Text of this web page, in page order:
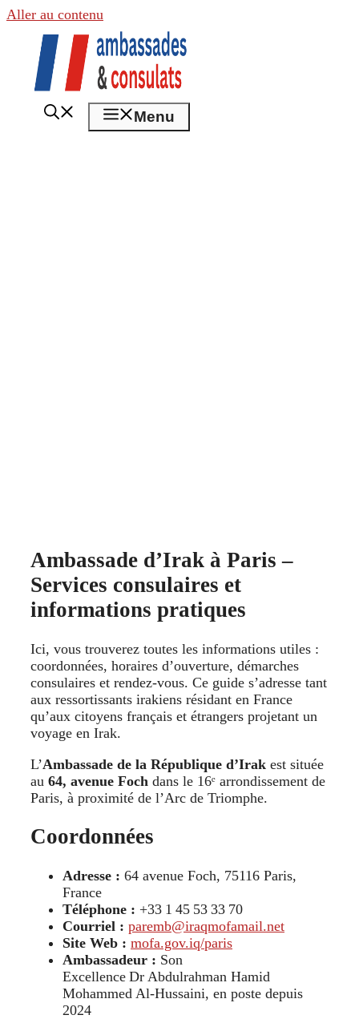
Aller au contenu
Menu
Ambassade d’Irak à Paris –
Services consulaires et
informations pratiques
Ici, vous trouverez toutes les informations utiles :
coordonnées, horaires d’ouverture, démarches
consulaires et rendez‑vous. Ce guide s’adresse tant
aux ressortissants irakiens résidant en France
qu’aux citoyens français et étrangers projetant un
voyage en Irak.
L’Ambassade de la République d’Irak est située
au 64, avenue Foch dans le 16ᵉ arrondissement de
Paris, à proximité de l’Arc de Triomphe.
Coordonnées
Adresse : 64 avenue Foch, 75116 Paris,
France
Téléphone : +33 1 45 53 33 70
Courriel : paremb@iraqmofamail.net
Site Web : mofa.gov.iq/paris
Ambassadeur : Son
Excellence Dr Abdulrahman Hamid
Mohammed Al‑Hussaini, en poste depuis
2024